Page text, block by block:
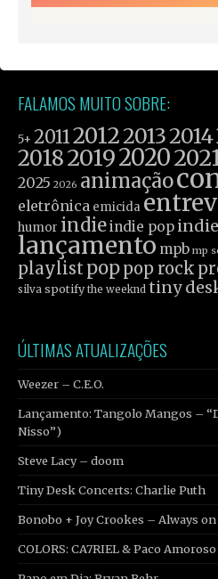
FALAMOS MUITO SOBRE:
5+ 2011201220132014
201820192020
2025 2026 animação
eletrônica emicida
humor indieindie pop
lançamento mpb mp
playlist poppop rock
silva spotify the weeknd tiny
ÚLTIMAS ATUALIZAÇÕES
Weezer – C.E.O.
Lançamento: Tangolo Mangos –
Nisso”)
Steve Lacy – doom
Tiny Desk Concerts: Charlie Puth
Bonobo + Joy Crookes – Always on
COLORS: CA7RIEL & Paco Amoroso